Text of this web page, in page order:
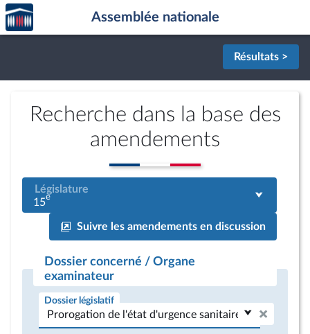
Aller au contenu
Aller en bas de la page
Accèder
à la
page
Assemblée nationale
Résultats >
Recherche dans la base des
amendements
Législature
15e
Suivre les amendements en discussion
Dossier concerné / Organe
examinateur
Dossier législatif